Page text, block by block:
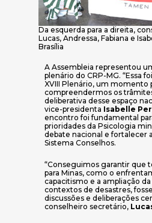
Da esquerda para a direita,
Lucas, Andressa, Fabiana e
Brasília
A Assembleia representou
plenário do CRP-MG. “Essa
XVIII Plenário, um momento
compreendermos os
deliberativa desse espaço
vice-presidenta Isabelle
encontro foi fundamental
prioridades da Psicologia
debate nacional e fortalecer
Sistema Conselhos.
“Conseguimos garantir que
para Minas, como o
capacitismo e a ampliação
contextos de desastres,
discussões e deliberações
conselheiro secretário,